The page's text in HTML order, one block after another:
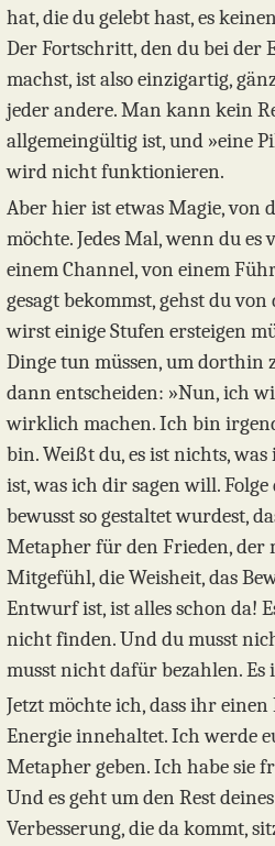
hat, die du gelebt hast, es
Der Fortschritt, den du bei der
machst, ist also einzigartig,
jeder andere. Man kann kein
allgemeingültig ist, und »eine
wird nicht funktionieren.
Aber hier ist etwas Magie, von
möchte. Jedes Mal, wenn du es
einem Channel, von einem
gesagt bekommst, gehst du
wirst einige Stufen ersteigen
Dinge tun müssen, um dorthin
dann entscheiden: »Nun, ich
wirklich machen. Ich bin
bin. Weißt du, es ist nichts,
ist, was ich dir sagen will.
bewusst so gestaltet wurdest,
Metapher für den Frieden, der
Mitgefühl, die Weisheit, das
Entwurf ist, ist alles schon da!
nicht finden. Und du musst
musst nicht dafür bezahlen. Es
Jetzt möchte ich, dass ihr
Energie innehaltet. Ich werde
Metapher geben. Ich habe sie
Und es geht um den Rest
Verbesserung, die da kommt,